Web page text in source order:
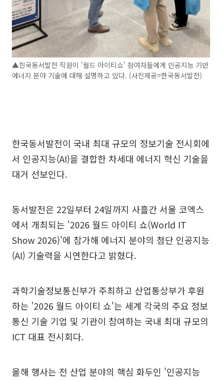
▲힌국동서발전 직원이 '월드 아이티쇼' 참여자들에게 인공지능 기반
에너지 분야 기술에 대해 설명하고 있다. (사진제공=한국동서발전)
한국동서발전이 국내 최대 규모의 정보기술 전시회에
서 인공지능(AI)을 결합한 차세대 에너지 혁신 기술을
대거 선보인다.
동서발전은 22일부터 24일까지 사흘간 서울 코엑스
에서 개최되는 '2026 월드 아이티 쇼(World IT
Show 2026)'에 참가해 에너지 분야의 첨단 인공지능
(AI) 기술력을 시연한다고 밝혔다.
과학기술정보통신부가 주최하고 산업통상부가 후원
하는 '2026 월드 아이티 쇼'는 세계 각국의 주요 정보
통신 기술 기업 및 기관이 참여하는 국내 최대 규모의
ICT 대표 전시회다.
올해 행사는 전 산업 분야의 핵심 화두인 '인공지능